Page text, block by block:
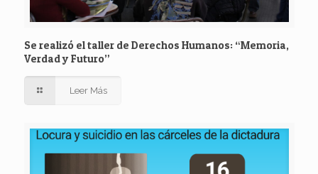
Se realizó el taller de Derechos Humanos: “Memoria,
Verdad y Futuro”
Leer Más